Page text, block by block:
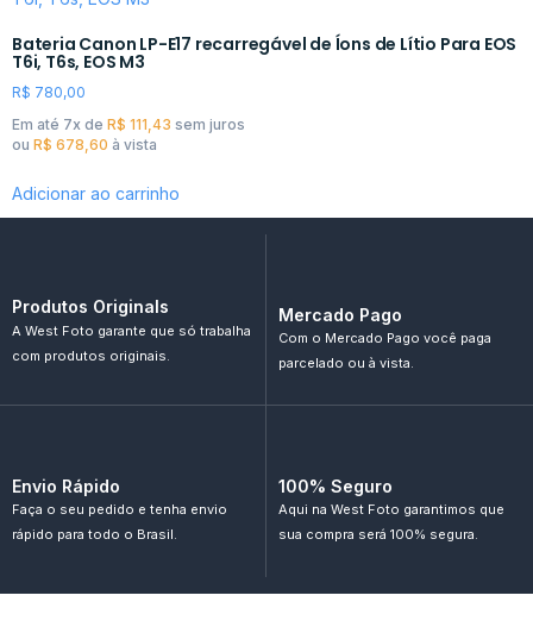
Bateria Canon LP-E17 recarregável de Íons de Lítio Para EOS
T6i, T6s, EOS M3
R$ 780,00
Em até 7x de R$ 111,43 sem juros
ou R$ 678,60 à vista
Adicionar ao carrinho
Produtos Originals
A West Foto garante que só trabalha
com produtos originais.
Mercado Pago
Com o Mercado Pago você paga
parcelado ou à vista.
Envio Rápido
Faça o seu pedido e tenha envio
rápido para todo o Brasil.
100% Seguro
Aqui na West Foto garantimos que
sua compra será 100% segura.